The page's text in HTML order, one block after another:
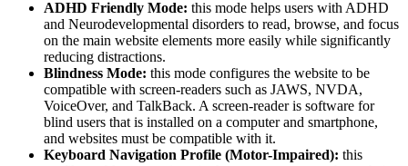
ADHD Friendly Mode: this mode helps users with ADHD
and Neurodevelopmental disorders to read, browse, and focus
on the main website elements more easily while significantly
reducing distractions.
Blindness Mode: this mode configures the website to be
compatible with screen-readers such as JAWS, NVDA,
VoiceOver, and TalkBack. A screen-reader is software for
blind users that is installed on a computer and smartphone,
and websites must be compatible with it.
Keyboard Navigation Profile (Motor-Impaired): this